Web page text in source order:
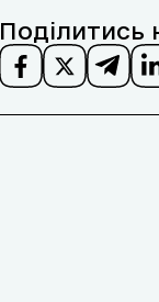
Поділитись